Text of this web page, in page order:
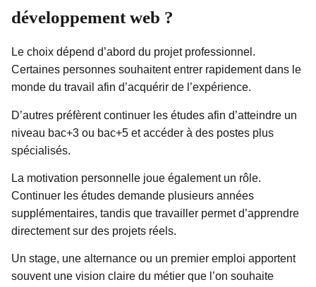
développement web ?
Le choix dépend d’abord du projet professionnel.
Certaines personnes souhaitent entrer rapidement dans le
monde du travail afin d’acquérir de l’expérience.
D’autres préfèrent continuer les études afin d’atteindre un
niveau bac+3 ou bac+5 et accéder à des postes plus
spécialisés.
La motivation personnelle joue également un rôle.
Continuer les études demande plusieurs années
supplémentaires, tandis que travailler permet d’apprendre
directement sur des projets réels.
Un stage, une alternance ou un premier emploi apportent
souvent une vision claire du métier que l’on souhaite